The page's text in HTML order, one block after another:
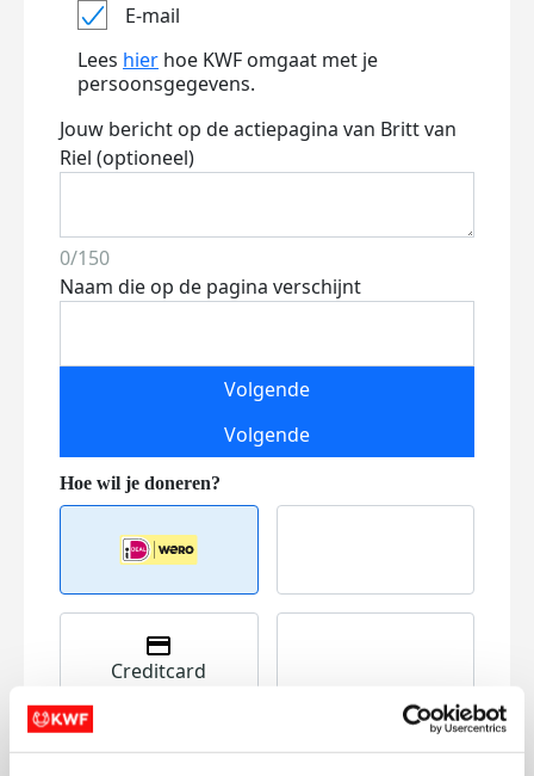
E-mail
Lees hier hoe KWF omgaat met je
persoonsgegevens.
Jouw bericht op de actiepagina van Britt van
Riel (optioneel)
0/150
Naam die op de pagina verschijnt
Volgende
Volgende
Creditcard
Referentie